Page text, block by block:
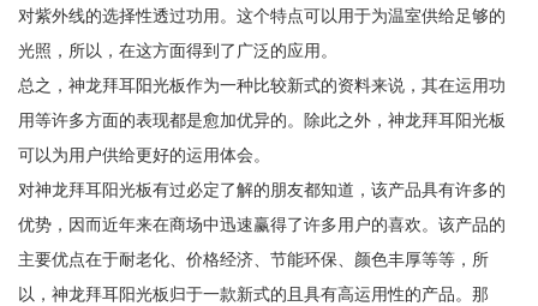
对紫外线的选择性透过功用。这个特点可以用于为温室供给足够的
光照，所以，在这方面得到了广泛的应用。
总之，神龙拜耳阳光板作为一种比较新式的资料来说，其在运用功
用等许多方面的表现都是愈加优异的。除此之外，神龙拜耳阳光板
可以为用户供给更好的运用体会。
对神龙拜耳阳光板有过必定了解的朋友都知道，该产品具有许多的
优势，因而近年来在商场中迅速赢得了许多用户的喜欢。该产品的
主要优点在于耐老化、价格经济、节能环保、颜色丰厚等等，所
以，神龙拜耳阳光板归于一款新式的且具有高运用性的产品。那